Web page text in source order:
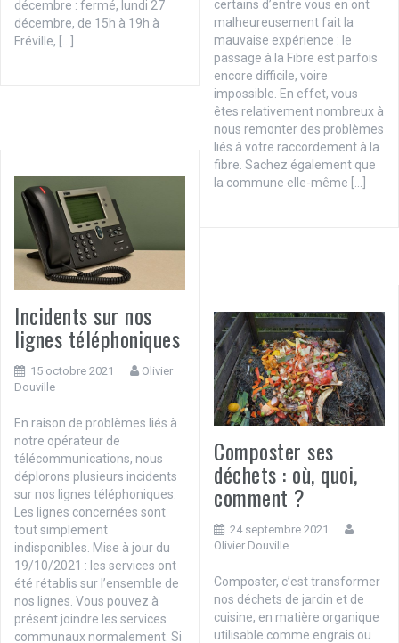
décembre : fermé, lundi 27
décembre, de 15h à 19h à
Fréville, […]
certains d’entre vous en ont
malheureusement fait la
mauvaise expérience : le
passage à la Fibre est parfois
encore difficile, voire
impossible. En effet, vous
êtes relativement nombreux à
nous remonter des problèmes
liés à votre raccordement à la
fibre. Sachez également que
la commune elle-même […]
Incidents sur nos
lignes téléphoniques
15 octobre 2021
Olivier
Douville
En raison de problèmes liés à
notre opérateur de
télécommunications, nous
déplorons plusieurs incidents
sur nos lignes téléphoniques.
Les lignes concernées sont
tout simplement
indisponibles. Mise à jour du
19/10/2021 : les services ont
été rétablis sur l’ensemble de
nos lignes. Vous pouvez à
présent joindre les services
communaux normalement. Si
Composter ses
déchets : où, quoi,
comment ?
24 septembre 2021
Olivier Douville
Composter, c’est transformer
nos déchets de jardin et de
cuisine, en matière organique
utilisable comme engrais ou